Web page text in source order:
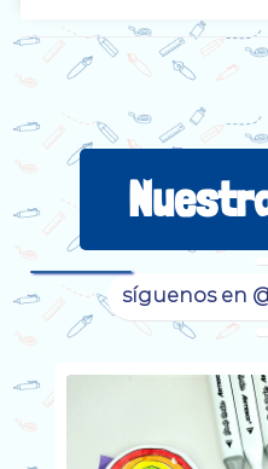
síguenos en